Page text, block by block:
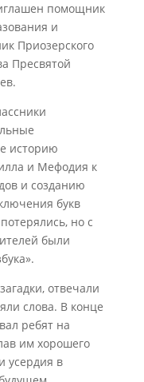
помощник
и
Приозерского
Пресвятой
историю
и Мефодия к
и созданию
букв
но с
были
отвечали
слова. В конце
ребят на
им хорошего
усердия в